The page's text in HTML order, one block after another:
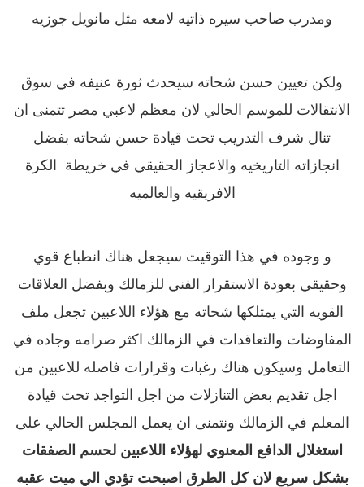
ومدرب صاحب سيره ذاتيه لامعه مثل مانويل جوزيه
ولكن تعيين حسن شحاته سيحدث ثورة عنيفه في سوق
الانتقالات للموسم الحالي لان معظم لاعبي مصر تتمنى ان
تنال شرف التدريب تحت قيادة حسن شحاته بفضل
انجازاته التاريخيه والاعجاز الحقيقي في خريطة الكرة
الافريقيه والعالميه
و وجوده في هذا التوقيت سيجعل هناك انطباع قوي
وحقيقي بعودة الاستقرار الفني للزمالك وبفضل العلاقات
القويه التي يمتلكها شحاته مع هؤلاء اللاعبين تجعل ملف
المفاوضات والتعاقدات في الزمالك اكثر صرامه وجاده في
التعامل وسيكون هناك رغبات وقرارات فاصله للاعبين من
اجل تقديم بعض التنازلات من اجل التواجد تحت قيادة
المعلم في الزمالك ونتمنى ان يعمل المجلس الحالي على
استغلال الدافع المعنوي لهؤلاء اللاعبين لحسم الصفقات
بشكل سريع لان كل الطرق اصبحت تؤدي الي ميت عقبه